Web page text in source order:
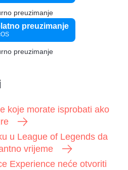
preuzimanje
preuzimanje
preuzimanje
koje morate isprobati ako
u League of Legends da
vrijeme
Experience neće otvoriti